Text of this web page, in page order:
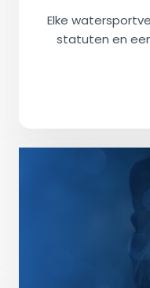
Elke
statuten en